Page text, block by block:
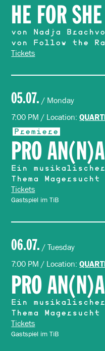
HE FOR SHE
von Nadja
von Follow the
Tickets
05.07. / Monday
7:00 PM / Location:
Premiere
PRO AN(N)A
Ein musikalischer
Thema Magersucht
Tickets
Gastspiel im TiB
06.07. / Tuesday
7:00 PM / Location:
PRO AN(N)A
Ein musikalischer
Thema Magersucht
Tickets
Gastspiel im TiB